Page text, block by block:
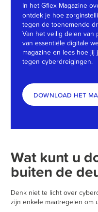
In het Gflex Magazine
ontdek je hoe
tegen de toenemende
Van het veilig delen van
van essentiële digitale
magazine en lees hoe
tegen cyberdreigingen.
DOWNLOAD HET
Wat kunt u
buiten de
Denk niet te licht over
zijn enkele maatregelen om